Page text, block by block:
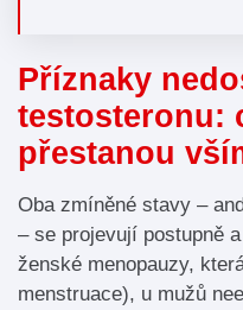
Příznaky
testosteronu:
přestanou
Oba zmíněné stavy –
– se projevují postupně
ženské menopauzy,
menstruace), u mužů